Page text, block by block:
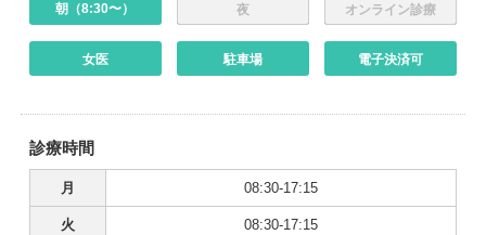
朝（8:30〜） 夜 オンライン診療
女医 駐車場 電子決済可
診療時間
月 08:30-17:15
火 08:30-17:15